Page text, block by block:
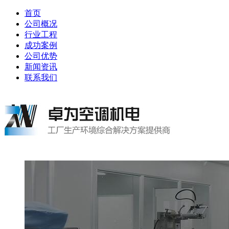
首页
公司概况
行业工程
成功案例
公司优势
新闻资讯
联系我们